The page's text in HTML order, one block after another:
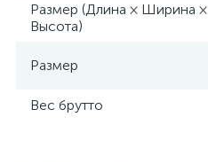
Размер (Длина × Ширина ×
Высота)
Размер
Вес брутто